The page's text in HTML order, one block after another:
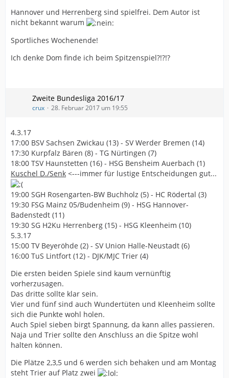
Hannover und Herrenberg sind spielfrei. Dem Autor ist
nicht bekannt warum
Sportliches Wochenende!
Ich denke Dom finde ich beim Spitzenspiel?!?!?
Zweite Bundesliga 2016/17
crux 28. Februar 2017 um 19:55
4.3.17
17:00 BSV Sachsen Zwickau (13) - SV Werder Bremen (14)
17:30 Kurpfalz Bären (8) - TG Nürtingen (7)
18:00 TSV Haunstetten (16) - HSG Bensheim Auerbach (1)
Kuschel D./Senk <---immer für lustige Entscheidungen gut...
19:00 SGH Rosengarten-BW Buchholz (5) - HC Rödertal (3)
19:30 FSG Mainz 05/Budenheim (9) - HSG Hannover-
Badenstedt (11)
19:30 SG H2Ku Herrenberg (15) - HSG Kleenheim (10)
5.3.17
15:00 TV Beyeröhde (2) - SV Union Halle-Neustadt (6)
16:00 TuS Lintfort (12) - DJK/MJC Trier (4)
Die ersten beiden Spiele sind kaum vernünftig
vorherzusagen.
Das dritte sollte klar sein.
Vier und fünf sind auch Wundertüten und Kleenheim sollte
sich die Punkte wohl holen.
Auch Spiel sieben birgt Spannung, da kann alles passieren.
Naja und Trier sollte den Anschluss an die Spitze wohl
halten können.
Die Plätze 2,3,5 und 6 werden sich behaken und am Montag
steht Trier auf Platz zwei